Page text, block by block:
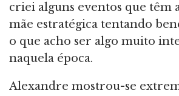
criei alguns eventos que têm
mãe estratégica tentando
o que acho ser algo muito
naquela época.
Alexandre mostrou-se